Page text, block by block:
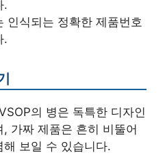
.
인식되는 정확한 제품번호
.
의 병은 독특한 디자인
가짜 제품은 흔히 비뚤어
해 보일 수 있습니다.